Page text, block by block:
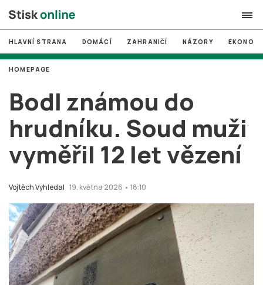
search
# MUNI
# Brno
# volby
login PŘIHLÁSIT SE
Založit nový účet
HLAVNÍ STRANA DOMÁCÍ ZAHRANIČÍ NÁZORY
Bodl známou do
hrudníku. Soud muži
vyměřil 12 let vězení
Vojtěch Vyhledal 19. května 2026 • 18:10
HOMEPAGE